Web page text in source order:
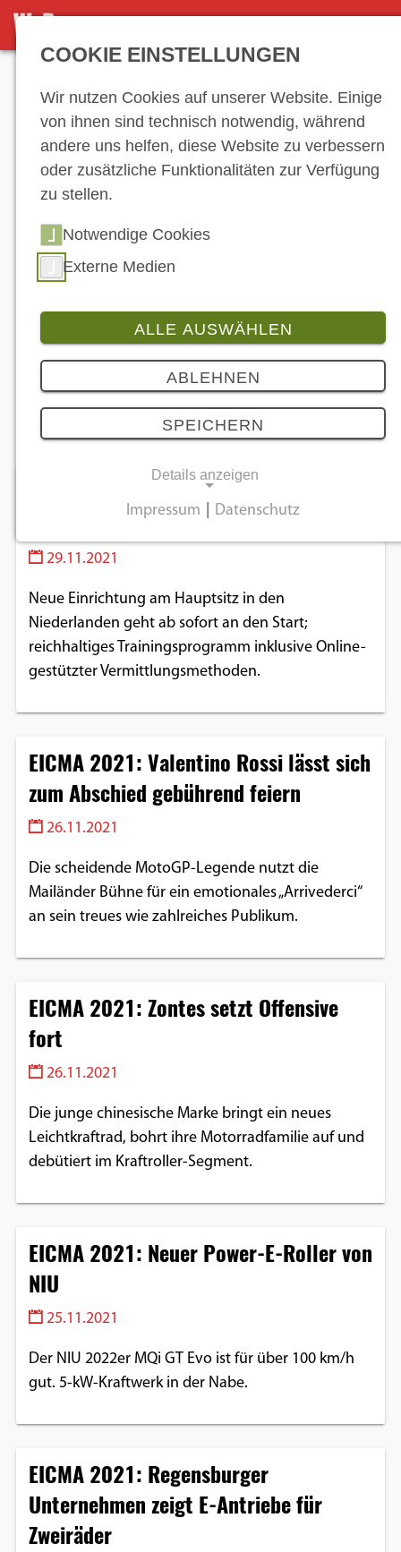
NEWS-ARCHIV
News-Archiv
… 12 13 14
20 21 22
37
40 41 42 43
46
47 48 49 50 51 …
November 2021
Yamaha trainiert Händler in neuer
Europa-Akademie
29.11.2021
Neue Einrichtung am Hauptsitz in den
Niederlanden geht ab sofort an den Start;
reichhaltiges Trainingsprogramm inklusive Online-
gestützter Vermittlungsmethoden.
EICMA 2021: Valentino Rossi lässt sich
zum Abschied gebührend feiern
26.11.2021
Die scheidende MotoGP-Legende nutzt die
Mailänder Bühne für ein emotionales „Arrivederci“
an sein treues wie zahlreiches Publikum.
EICMA 2021: Zontes setzt Offensive
fort
26.11.2021
Die junge chinesische Marke bringt ein neues
Leichtkraftrad, bohrt ihre Motorradfamilie auf und
debütiert im Kraftroller-Segment.
EICMA 2021: Neuer Power-E-Roller von
NIU
25.11.2021
Der NIU 2022er MQi GT Evo ist für über 100 km/h
gut. 5-kW-Kraftwerk in der Nabe.
EICMA 2021: Regensburger
Unternehmen zeigt E-Antriebe für
Zweiräder
COOKIE EINSTELLUNGEN
Wir nutzen Cookies auf unserer Website. Einige
von ihnen sind technisch notwendig, während
andere uns helfen, diese Website zu verbessern
oder zusätzliche Funktionalitäten zur Verfügung
zu stellen.
Notwendige Cookies
Externe Medien
ALLE AUSWÄHLEN
ABLEHNEN
SPEICHERN
Details anzeigen
Notwendige Cookies ermöglichen
einwandfreie Funktion der Website
erforderlich.
Einverständnis-Cookie
Dieser Cookie speichert die ausgewählten
Einverständnis-Optionen des Benutzers
Cookie Laufzeit:
EXTERNE MEDIEN
Social Media Plattformen anzeigen zu
können, werden von diesen externen
YouTube
Vimeo
Impressum Datenschutz